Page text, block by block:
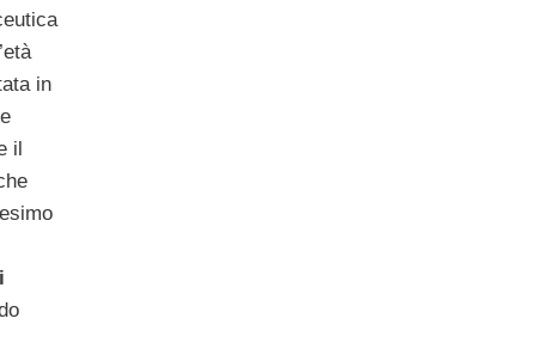
in
il